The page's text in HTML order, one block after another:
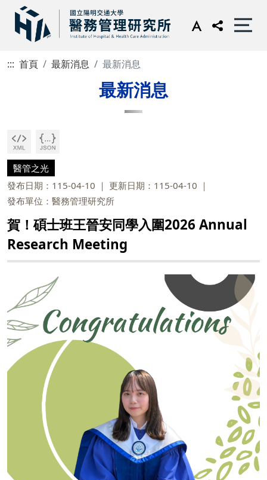
::: 首頁 最新消息 最新消息
最新消息
醫管之光
發布日期：115-04-10
更新日期：115-04-10
發布單位：醫務管理研究所
賀！碩士班王晉安同學入圍2026 Annual
Research Meeting